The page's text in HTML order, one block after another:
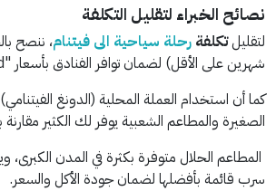
نصائح الخبراء لتقليل التكلفة
لتقليلتكلفة رحلة سياحية الى فيتنام، ننصح
شهرين على الأقل) لضمان توافر الفنادق بأسعار "Early Bird".
كما أن استخدام العملة المحلية (الدونغ
الصغيرة والمطاعم الشعبية يوفر لك الكثير مقارنة
المطاعم الحلال متوفرة بكثرة في المدن
سرب قائمة بأفضلها لضمان جودة الأكل والسعر.